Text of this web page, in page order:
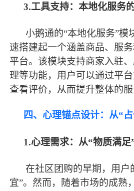
3.工具支持：本地化服务
小鹅通的“本地化服务”模
速搭建起一个涵盖商品、服
平台。该模块支持商家入驻
理等功能，用户可以通过平台
查看评价，从而提升整体的服
四、心理锚点设计：从“
1.心理需求：从“物质满足
在社区团购的早期，用户
宜”。然而，随着市场的成熟